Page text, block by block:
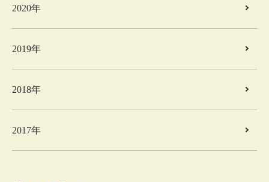
2020年
2019年
2018年
2017年